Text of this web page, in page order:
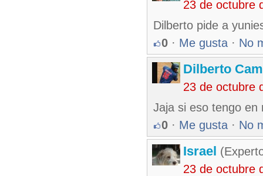
23 de octubre
Dilberto pide a
0 · Me gusta · No
Dilberto
23 de octubre
Jaja si eso tengo
0 · Me gusta · No
Israel
23 de octubre